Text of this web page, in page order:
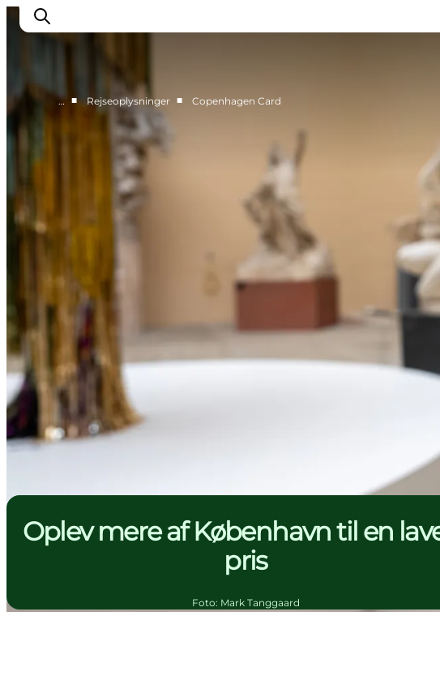
This is Copenhagen
Aktiviteter
Planlæg din tur
CopenPay
Copenhagen Card
… ■ Rejseoplysninger ■ Copenhagen Card
Oplev mere af København til en
pris
Foto: Mark Tanggaard